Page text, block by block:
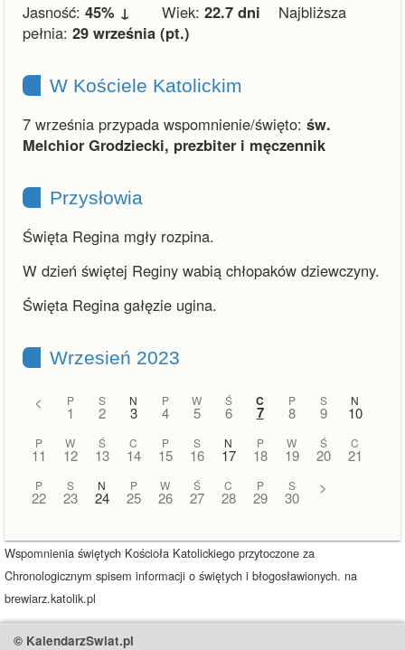
Jasność: 45% ↓ Wiek: 22.7 dni Najbliższa
pełnia: 29 września (pt.)
W Kościele Katolickim
7 września przypada wspomnienie/święto: św.
Melchior Grodziecki, prezbiter i męczennik
Przysłowia
Święta Regina mgły rozpina.
W dzień świętej Reginy wabią chłopaków dziewczyny.
Święta Regina gałęzie ugina.
Wrzesień 2023
< P
1
S
2
N
3
P
4
W
5
Ś
6
C
7
P
8
S
9
N
10
P
11
W
12
Ś
13
C
14
P
15
S
16
N
17
P
18
W
19
Ś
20
C
21
P
22
S
23
N
24
P
25
W
26
Ś
27
C
28
P
29
S
30
>
Wspomnienia świętych Kościoła Katolickiego przytoczone za
Chronologicznym spisem informacji o świętych i błogosławionych. na
brewiarz.katolik.pl
© KalendarzSwiat.pl